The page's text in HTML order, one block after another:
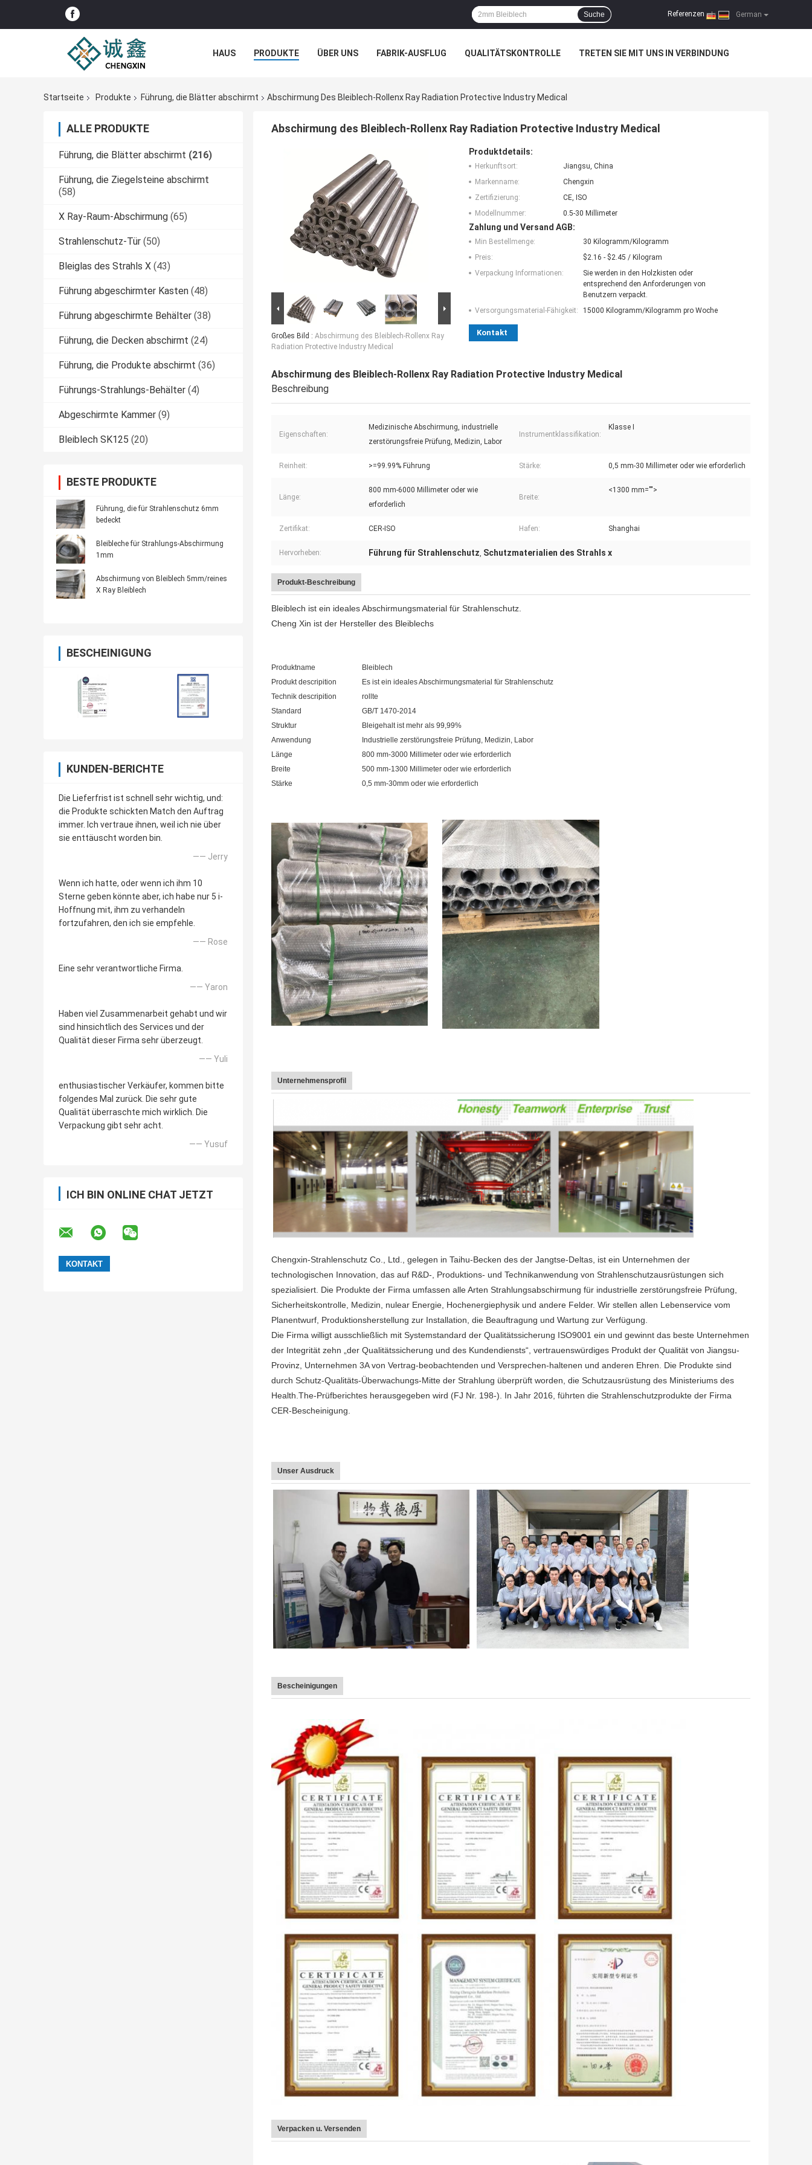
German
Referenzen |
Suche
HAUS PRODUKTE ÜBER UNS FABRIK-AUSFLUG QUALITÄTSKONTROLLE TRETEN SIE MIT UNS IN VERBINDUNG
Startseite
Produkte Führung, die Blätter abschirmt Abschirmung Des Bleiblech-Rollenx Ray Radiation Protective Industry Medical
ALLE PRODUKTE
Führung, die Blätter abschirmt (216)
Führung, die Ziegelsteine abschirmt
(58)
X Ray-Raum-Abschirmung (65)
Strahlenschutz-Tür (50)
Bleiglas des Strahls X (43)
Führung abgeschirmter Kasten (48)
Führung abgeschirmte Behälter (38)
Führung, die Decken abschirmt (24)
Führung, die Produkte abschirmt (36)
Führungs-Strahlungs-Behälter (4)
Abgeschirmte Kammer (9)
Bleiblech SK125 (20)
BESTE PRODUKTE
Führung, die für Strahlenschutz 6mm
bedeckt
Bleibleche für Strahlungs-Abschirmung
1mm
Abschirmung von Bleiblech 5mm/reines
X Ray Bleiblech
BESCHEINIGUNG
KUNDEN-BERICHTE
Die Lieferfrist ist schnell sehr wichtig, und:
die Produkte schickten Match den Auftrag
immer. Ich vertraue ihnen, weil ich nie über
sie enttäuscht worden bin.
—— Jerry
Wenn ich hatte, oder wenn ich ihm 10
Sterne geben könnte aber, ich habe nur 5 i-
Hoffnung mit, ihm zu verhandeln
fortzufahren, den ich sie empfehle.
—— Rose
Eine sehr verantwortliche Firma.
—— Yaron
Haben viel Zusammenarbeit gehabt und wir
sind hinsichtlich des Services und der
Qualität dieser Firma sehr überzeugt.
—— Yuli
enthusiastischer Verkäufer, kommen bitte
folgendes Mal zurück. Die sehr gute
Qualität überraschte mich wirklich. Die
Verpackung gibt sehr acht.
—— Yusuf
ICH BIN ONLINE CHAT JETZT
Abschirmung des Bleiblech-Rollenx Ray Radiation Protective Industry Medical
Großes Bild : Abschirmung des Bleiblech-Rollenx Ray
Radiation Protective Industry Medical
Produktdetails:
Herkunftsort:
Jiangsu, China
Markenname:
Chengxin
Zertifizierung:
CE, ISO
Modellnummer:
0.5-30 Millimeter
Zahlung und Versand AGB:
Min Bestellmenge:
30 Kilogramm/Kilogramm
Preis:
$2.16 - $2.45 / Kilogram
Verpackung Informationen:
Sie werden in den Holzkisten oder
entsprechend den Anforderungen von
Benutzern verpackt.
Versorgungsmaterial-Fähigkeit:
15000 Kilogramm/Kilogramm pro Woche
Kontakt
Abschirmung des Bleiblech-Rollenx Ray Radiation Protective Industry Medical
Beschreibung
Eigenschaften:
Medizinische Abschirmung, industrielle
zerstörungsfreie Prüfung, Medizin, Labor
Instrumentklassifikation:
Klasse I
Reinheit: >=99.99% Führung Stärke: 0,5 mm-30 Millimeter oder wie erforderlich
Länge:
800 mm-6000 Millimeter oder wie
erforderlich
Breite:
<1300 mm="">
Zertifikat: CER-ISO Hafen: Shanghai
Hervorheben: Führung für Strahlenschutz, Schutzmaterialien des Strahls x
Produkt-Beschreibung
Bleiblech ist ein ideales Abschirmungsmaterial für Strahlenschutz.
Cheng Xin ist der Hersteller des Bleiblechs
Produktname
Bleiblech
Produkt descripition
Es ist ein ideales Abschirmungsmaterial für Strahlenschutz
Technik descripition
rollte
Standard
GB/T 1470-2014
Struktur
Bleigehalt ist mehr als 99,99%
Anwendung
Industrielle zerstörungsfreie Prüfung, Medizin, Labor
Länge
800 mm-3000 Millimeter oder wie erforderlich
Breite
500 mm-1300 Millimeter oder wie erforderlich
Stärke
0,5 mm-30mm oder wie erforderlich
Unternehmensprofil
Chengxin-Strahlenschutz Co., Ltd., gelegen in Taihu-Becken des der Jangtse-Deltas, ist ein Unternehmen der
technologischen Innovation, das auf R&D-, Produktions- und Technikanwendung von Strahlenschutzausrüstungen sich
spezialisiert. Die Produkte der Firma umfassen alle Arten Strahlungsabschirmung für industrielle zerstörungsfreie Prüfung,
Sicherheitskontrolle, Medizin, nulear Energie, Hochenergiephysik und andere Felder. Wir stellen allen Lebenservice vom
Planentwurf, Produktionsherstellung zur Installation, die Beauftragung und Wartung zur Verfügung.
Die Firma willigt ausschließlich mit Systemstandard der Qualitätssicherung ISO9001 ein und gewinnt das beste Unternehmen
der Integrität zehn „der Qualitätssicherung und des Kundendiensts“, vertrauenswürdiges Produkt der Qualität von Jiangsu-
Provinz, Unternehmen 3A von Vertrag-beobachtenden und Versprechen-haltenen und anderen Ehren. Die Produkte sind
durch Schutz-Qualitäts-Überwachungs-Mitte der Strahlung überprüft worden, die Schutzausrüstung des Ministeriums des
Health.The-Prüfberichtes herausgegeben wird (FJ Nr. 198-). In Jahr 2016, führten die Strahlenschutzprodukte der Firma
CER-Bescheinigung.
Unser Ausdruck
Bescheinigungen
Verpacken u. Versenden